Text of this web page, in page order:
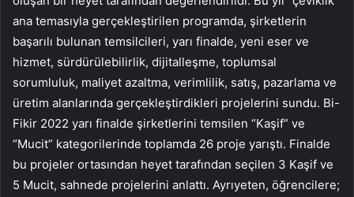
ana temasıyla gerçekleştirilen programda, şirketlerin
başarılı bulunan temsilcileri, yarı finalde, yeni eser ve
hizmet, sürdürülebilirlik, dijitalleşme, toplumsal
sorumluluk, maliyet azaltma, verimlilik, satış, pazarlama ve
üretim alanlarında gerçekleştirdikleri projelerini sundu. Bi-
Fikir 2022 yarı finalde şirketlerini temsilen “Kaşif” ve
“Mucit” kategorilerinde toplamda 26 proje yarıştı. Finalde
bu projeler ortasından heyet tarafından seçilen 3 Kaşif ve
5 Mucit, sahnede projelerini anlattı. Ayrıyeten, öğrencilere;